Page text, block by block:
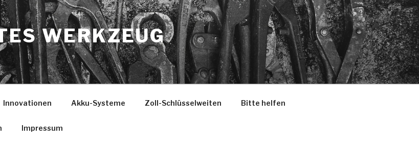
WERKZEUG
Innovationen Akku-Systeme Zoll-Schlüsselweiten Bitte helfen
Impressum